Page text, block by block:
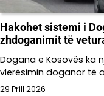
Hakohet sistemi i
zhdoganimit të
Dogana e Kosovës ka
vlerësimin doganor të
29 Prill 2026